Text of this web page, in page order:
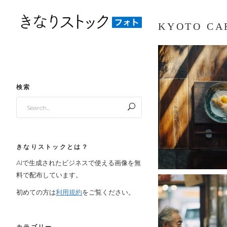
検索
きなりストックとは？
AIで生成されたビジネスで使える画像を無
料で配布しています。
初めての方は利用規約をご覧ください。
KYOTO